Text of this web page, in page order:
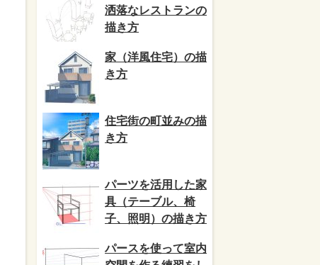
洒落なレストランの
描き方
家（洋風住宅）の描
き方
住宅街の町並みの描
き方
パーツを活用した家
具（テーブル、椅
子、照明）の描き方
パースを使って室内